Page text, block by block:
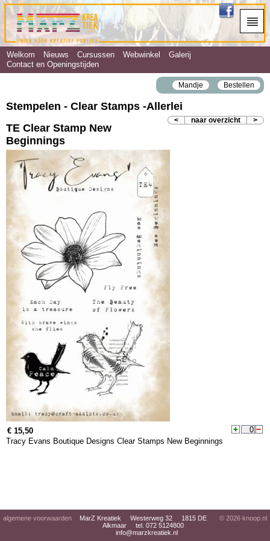
Welkom Nieuws Cursussen Webwinkel
Galerij
Contact en Openingstijden
Mandje Bestellen
Stempelen - Clear Stamps ‐Allerlei
< naar overzicht >
TE Clear Stamp New
Beginnings
€ 15,50
Tracy Evans Boutique Designs Clear Stamps New Beginnings
algemene voorwaarden
MarZ Kreatiek Westerweg 32 1815 DE
Alkmaar tel. 072 5124800
info@marzkreatiek.nl
© 2026 knoop.nl